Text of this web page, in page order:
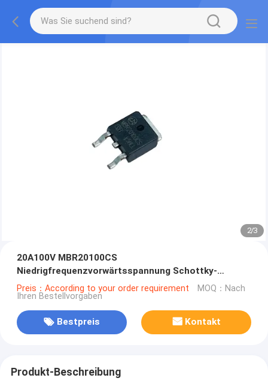
2/3
20A100V MBR20100CS
Niedrigfrequenzvorwärtsspannung Schottky-
Schranktdioden TO-252
Preis：According to your order requirement MOQ：Nach
Ihren Bestellvorgaben
Bestpreis Kontakt
Produkt-Beschreibung